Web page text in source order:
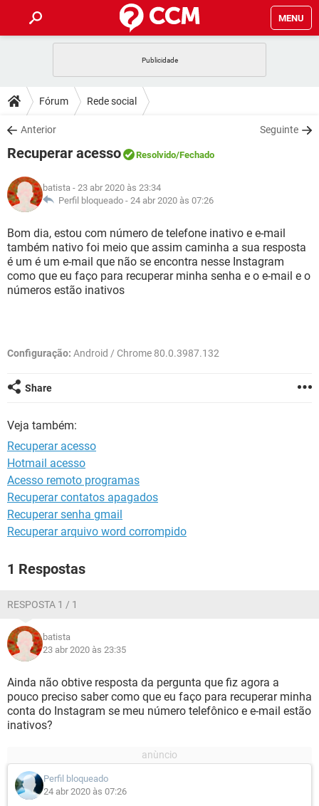
MENU
CELULAR
OUTLOOK
INSTAGRAM GMAIL
GUIA DE COMPRAS
DICAS
JOGOS
INSTAGRAM
GUIA DE COMPRAS
DOWNLOADS
JOGOS WHATSAPP
CELULAR
OUTLOOK EXCEL
INSTAGRAM GMAIL
GUIA DE COMPRAS
FÓRUM
JOGOS
CELULAR
OUTLOOK EXCEL
INSTAGRAM GMAIL
GUIA DE COMPRAS
GLOSSÁRIO
JOGOS WHATSAPP
CELULAR FACEBOOK
OUTLOOK EXCEL
Fórum Rede social
Anterior Seguinte
Recuperar acesso Resolvido/Fechado
batista - 23 abr 2020 às 23:34
Perfil bloqueado - 24 abr 2020 às 07:26
Bom dia, estou com número de telefone inativo e e-mail
também nativo foi meio que assim caminha a sua resposta
é um é um e-mail que não se encontra nesse Instagram
como que eu faço para recuperar minha senha e o e-mail e o
números estão inativos
Configuração: Android / Chrome 80.0.3987.132
Share
Veja também:
Recuperar acesso
Hotmail acesso
Acesso remoto programas
Recuperar contatos apagados
Recuperar senha gmail
Recuperar arquivo word corrompido
1 Respostas
RESPOSTA 1 / 1
batista
23 abr 2020 às 23:35
Ainda não obtive resposta da pergunta que fiz agora a
pouco preciso saber como que eu faço para recuperar minha
conta do Instagram se meu número telefônico e e-mail estão
inativos?
Perfil bloqueado
24 abr 2020 às 07:26